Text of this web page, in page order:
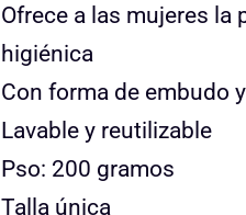
Ofrece a las mujeres
higiénica
Con forma de embudo
Lavable y reutilizable
Pso: 200 gramos
Talla única